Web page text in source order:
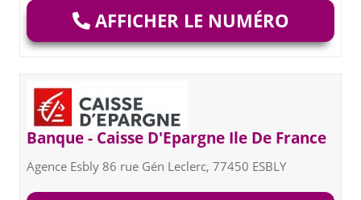
AFFICHER LE NUMÉRO
Banque - Caisse D'Epargne Ile De France
Agence Esbly 86 rue Gén Leclerc, 77450 ESBLY